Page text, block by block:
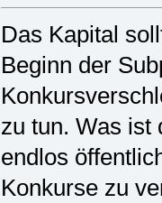
Das Kapital
Beginn der
zu tun. Was ist
endlos
Konkurse zu